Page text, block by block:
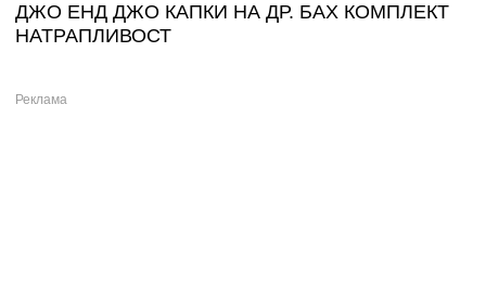
ДЖО ЕНД ДЖО КАПКИ НА ДР. БАХ КОМПЛЕКТ
НАТРАПЛИВОСТ